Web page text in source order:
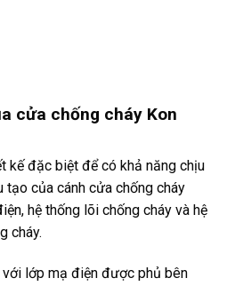
cửa chống cháy Kon
kế đặc biệt để có khả năng chịu
tạo của cánh cửa chống cháy
hệ thống lõi chống cháy và hệ
cháy.
lớp mạ điện được phủ bên